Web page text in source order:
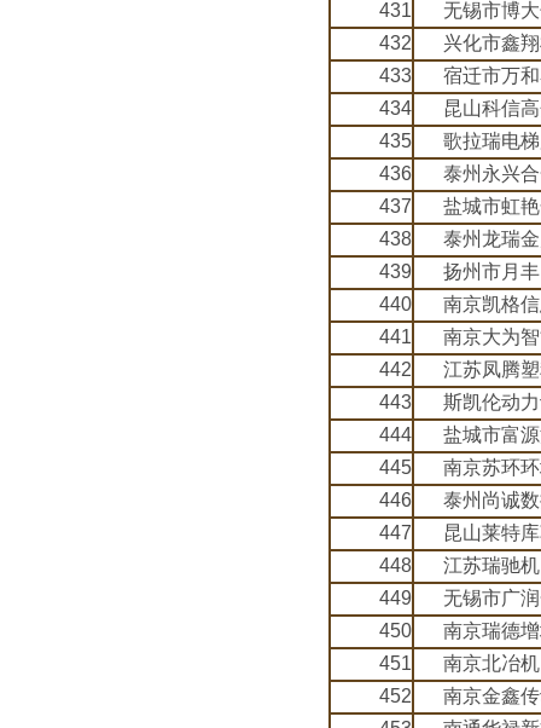
431
无锡市博
432
兴化市鑫
433
宿迁市万
434
昆山科信
435
歌拉瑞电
436
泰州永兴
437
盐城市虹
438
泰州龙瑞
439
扬州市月
440
南京凯格
441
南京大为
442
江苏凤腾
443
斯凯伦动
444
盐城市富
445
南京苏环
446
泰州尚诚
447
昆山莱特
448
江苏瑞驰
449
无锡市广
450
南京瑞德
451
南京北冶
452
南京金鑫